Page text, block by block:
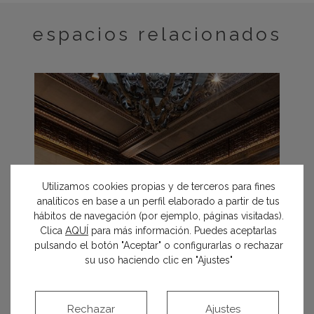
espacios relacionados
Utilizamos cookies propias y de terceros para fines
analíticos en base a un perfil elaborado a partir de tus
hábitos de navegación (por ejemplo, páginas visitadas).
Clica AQUÍ para más información. Puedes aceptarlas
pulsando el botón "Aceptar" o configurarlas o rechazar
su uso haciendo clic en "Ajustes"
Rechazar Ajustes